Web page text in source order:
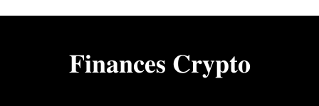
𝐅𝐢𝐧𝐚𝐧𝐜𝐞𝐬 𝐂𝐫𝐲𝐩𝐭𝐨